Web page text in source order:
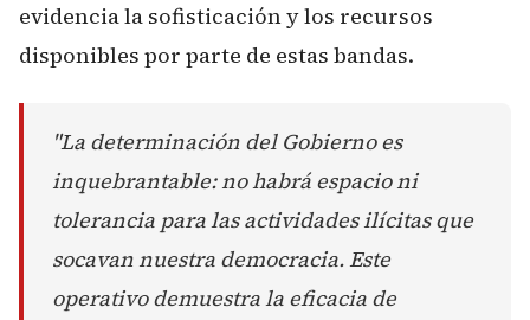
evidencia la sofisticación y los recursos
disponibles por parte de estas bandas.
"La determinación del Gobierno es
inquebrantable: no habrá espacio ni
tolerancia para las actividades ilícitas que
socavan nuestra democracia. Este
operativo demuestra la eficacia de